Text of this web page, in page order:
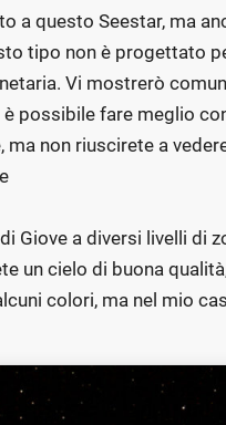
a questo Seestar, ma
tipo non è progettato
Vi mostrerò
possibile fare meglio
ma non riuscirete a
Giove a diversi livelli di
un cielo di buona
colori, ma nel mio